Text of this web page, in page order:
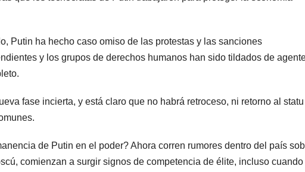
Putin ha hecho caso omiso de las protestas y las sanciones
y los grupos de derechos humanos han sido tildados de
fase incierta, y está claro que no habrá retroceso, ni retorno al statu
de Putin en el poder? Ahora corren rumores dentro del país
comienzan a surgir signos de competencia de élite, incluso cuando